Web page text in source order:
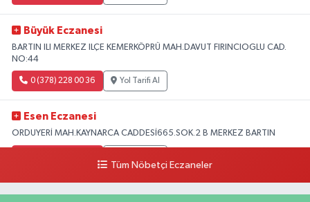
Büyük Eczanesi
BARTIN ILI MERKEZ ILÇE KEMERKÖPRÜ MAH.DAVUT FIRINCIOGLU CAD.
NO:44
0 (378) 228 00 36 Yol Tarifi Al
Esen Eczanesi
ORDUYERİ MAH.KAYNARCA CADDESİ665.SOK.2 B MERKEZ BARTIN
Tüm Nöbetçi Eczaneler